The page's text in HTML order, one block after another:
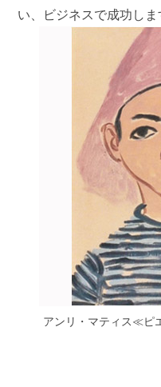
い、ビジネスで成功しま
アンリ・マティス≪ピ